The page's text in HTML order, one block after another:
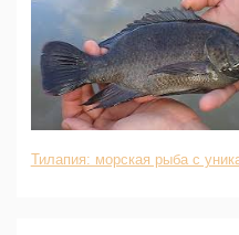
Тилапия: морская рыба с